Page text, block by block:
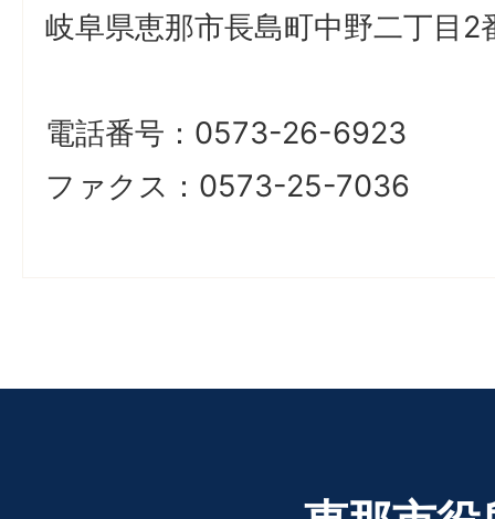
岐阜県恵那市長島町中野二丁目2
電話番号：0573-26-6923
ファクス：0573-25-7036